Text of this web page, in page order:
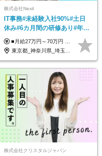
株式会社Nexil
IT事務#未経験入社90%#土日
休み#6カ月間の研修あり#年休
125日以上#残業月5h以下#リ
モート可
■月給27万円～70万円 ※経験・スキルなどを考慮して決定します。 ※上記金額には固定残業代（月15時間相当分／26,300円～73,500円）を含みます。 超過分は別途支給します。 ★最大200万円の昇給アップを叶えたメンバーも！ ￣￣￣V￣￣￣￣￣￣￣￣￣￣￣￣￣￣￣￣￣￣￣ 社員の頑張りはしっかり評価・還元！ はじめは経験がなくても、頑張り次第で早期キャリアアップも狙える環境が充実！ 実際に、昇給で最大200万円給与が上がった先輩社員も活躍中！ 社員のモチベーションも高く維持しながら働けます◎ ★一人でも多くの方とお会いしたいと考えています！ ￣￣￣V￣￣￣￣￣￣￣￣￣￣￣￣￣￣￣￣￣￣￣￣ 現在活躍中の先輩たちの前職は、営業や飲食、 美容師や銀行員、アパレル店員など、多彩！ パソコンが苦手だったメンバーも今では第一線で活躍中です！
東京都_神奈川県_埼玉県_千葉県_大阪府_愛知県_北海道_青森県_岩手県_宮城県_秋田県_山形県_福島県_茨城県_栃木県_群馬県_新潟県_山梨県_長野県_富山県_石川県_福井県_静岡県_岐阜県_三重県_兵庫県_京都府_滋賀県_奈良県_和歌山県_広島県_岡山県_鳥取県_島根県_山口県_徳島県_香川県_愛媛県_高知県_福岡県_熊本県_佐賀県_長崎県_大分県_宮崎県_鹿児島県_沖縄県
株式会社クリスタルジャパン